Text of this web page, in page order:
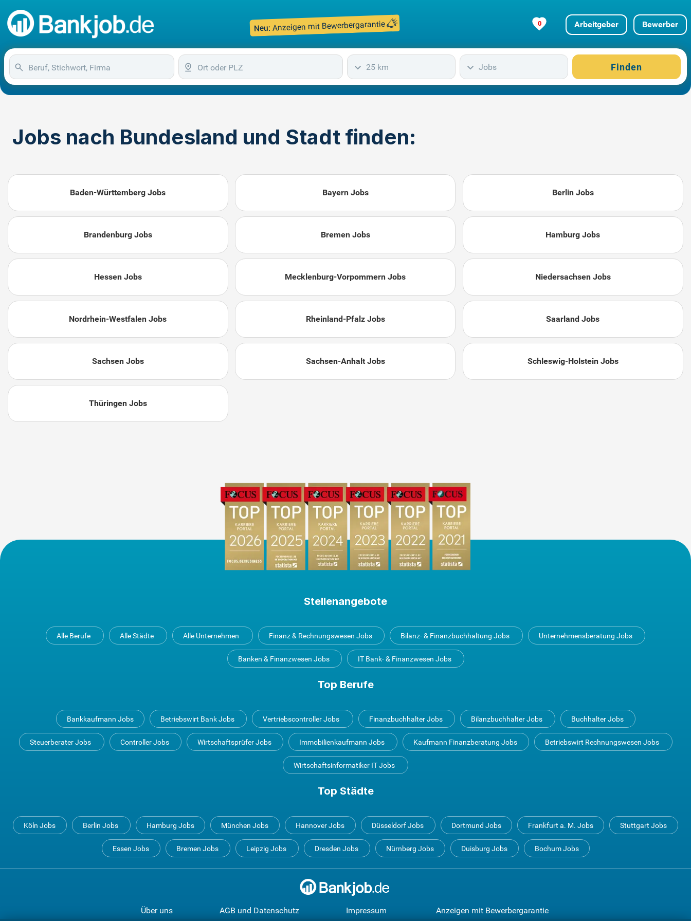
Neu: Anzeigen mit Bewerbergarantie 0 Arbeitgeber Bewerber
25 km Jobs Finden
Jobs nach Bundesland und Stadt finden:
Baden-Württemberg Jobs Bayern Jobs Berlin Jobs
Brandenburg Jobs Bremen Jobs Hamburg Jobs
Hessen Jobs Mecklenburg-Vorpommern Jobs Niedersachsen Jobs
Nordrhein-Westfalen Jobs Rheinland-Pfalz Jobs Saarland Jobs
Sachsen Jobs Sachsen-Anhalt Jobs Schleswig-Holstein Jobs
Thüringen Jobs
Stellenangebote
Alle Berufe Alle Städte Alle Unternehmen Finanz & Rechnungswesen Jobs Bilanz- & Finanzbuchhaltung Jobs Unternehmensberatung Jobs
Banken & Finanzwesen Jobs IT Bank- & Finanzwesen Jobs
Top Berufe
Bankkaufmann Jobs Betriebswirt Bank Jobs Vertriebscontroller Jobs Finanzbuchhalter Jobs Bilanzbuchhalter Jobs Buchhalter Jobs
Steuerberater Jobs Controller Jobs Wirtschaftsprüfer Jobs Immobilienkaufmann Jobs Kaufmann Finanzberatung Jobs Betriebswirt Rechnungswesen Jobs
Wirtschaftsinformatiker IT Jobs
Top Städte
Köln Jobs Berlin Jobs Hamburg Jobs München Jobs Hannover Jobs Düsseldorf Jobs Dortmund Jobs Frankfurt a. M. Jobs Stuttgart Jobs
Essen Jobs Bremen Jobs Leipzig Jobs Dresden Jobs Nürnberg Jobs Duisburg Jobs Bochum Jobs
Über uns AGB und Datenschutz Impressum Anzeigen mit Bewerbergarantie